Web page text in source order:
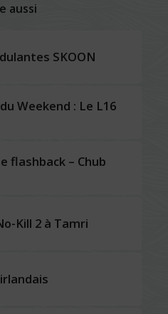
aussi
SKOON
Weekend : Le L16
flashback – Chub
Kill 2 à Tamri